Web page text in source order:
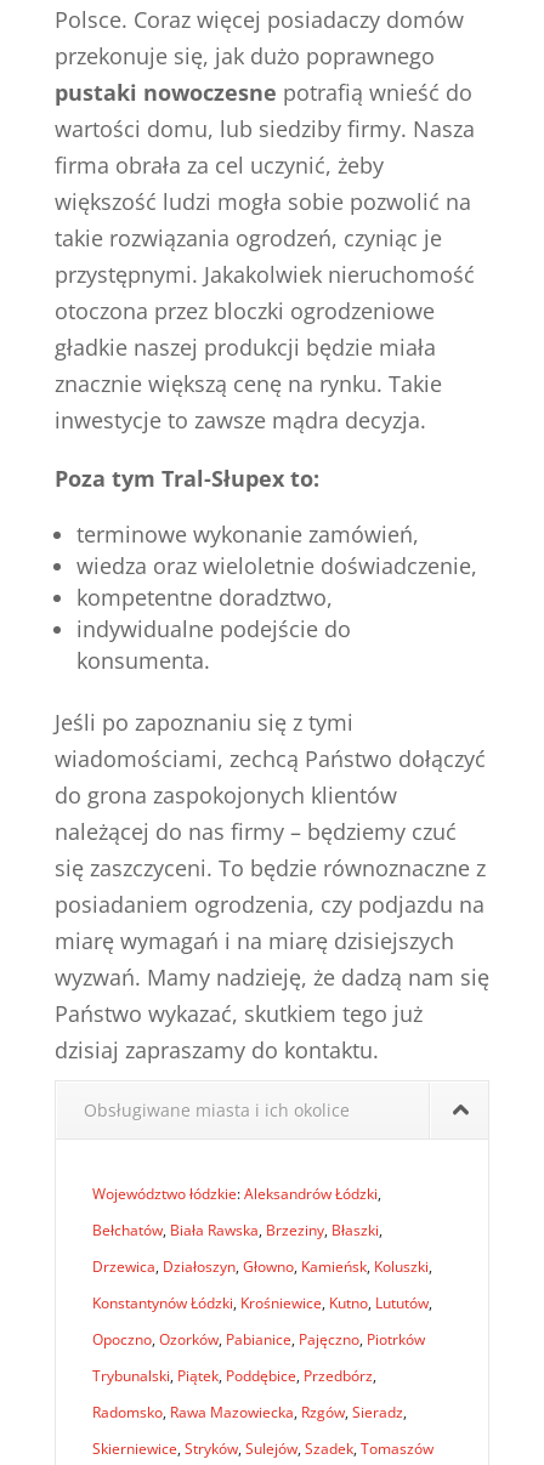
Polsce. Coraz więcej posiadaczy domów
przekonuje się, jak dużo poprawnego
pustaki nowoczesne potrafią wnieść do
wartości domu, lub siedziby firmy. Nasza
firma obrała za cel uczynić, żeby
większość ludzi mogła sobie pozwolić na
takie rozwiązania ogrodzeń, czyniąc je
przystępnymi. Jakakolwiek nieruchomość
otoczona przez bloczki ogrodzeniowe
gładkie naszej produkcji będzie miała
znacznie większą cenę na rynku. Takie
inwestycje to zawsze mądra decyzja.
Poza tym Tral-Słupex to:
terminowe wykonanie zamówień,
wiedza oraz wieloletnie doświadczenie,
kompetentne doradztwo,
indywidualne podejście do
konsumenta.
Jeśli po zapoznaniu się z tymi
wiadomościami, zechcą Państwo dołączyć
do grona zaspokojonych klientów
należącej do nas firmy – będziemy czuć
się zaszczyceni. To będzie równoznaczne z
posiadaniem ogrodzenia, czy podjazdu na
miarę wymagań i na miarę dzisiejszych
wyzwań. Mamy nadzieję, że dadzą nam się
Państwo wykazać, skutkiem tego już
dzisiaj zapraszamy do kontaktu.
Obsługiwane miasta i ich okolice
Województwo łódzkie:Aleksandrów Łódzki,
Bełchatów, Biała Rawska, Brzeziny, Błaszki,
Drzewica, Działoszyn, Głowno, Kamieńsk, Koluszki,
Konstantynów Łódzki, Krośniewice, Kutno, Lututów,
Opoczno, Ozorków, Pabianice, Pajęczno, Piotrków
Trybunalski, Piątek, Poddębice, Przedbórz,
Radomsko, Rawa Mazowiecka, Rzgów, Sieradz,
Skierniewice, Stryków, Sulejów, Szadek, Tomaszów